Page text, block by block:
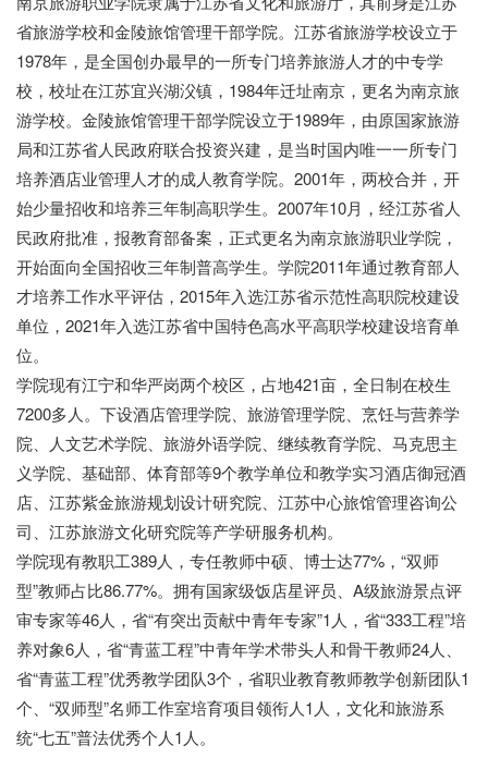
省旅游学校和金陵旅馆管理干部学院。江苏省旅游学校设立于
1978年，是全国创办最早的一所专门培养旅游人才的中专学
校，校址在江苏宜兴湖㳇镇，1984年迁址南京，更名为南京旅
游学校。金陵旅馆管理干部学院设立于1989年，由原国家旅游
局和江苏省人民政府联合投资兴建，是当时国内唯一一所专门
培养酒店业管理人才的成人教育学院。2001年，两校合并，开
始少量招收和培养三年制高职学生。2007年10月，经江苏省人
民政府批准，报教育部备案，正式更名为南京旅游职业学院，
开始面向全国招收三年制普高学生。学院2011年通过教育部人
才培养工作水平评估，2015年入选江苏省示范性高职院校建设
单位，2021年入选江苏省中国特色高水平高职学校建设培育单
位。
学院现有江宁和华严岗两个校区，占地421亩，全日制在校生
7200多人。下设酒店管理学院、旅游管理学院、烹饪与营养学
院、人文艺术学院、旅游外语学院、继续教育学院、马克思主
义学院、基础部、体育部等9个教学单位和教学实习酒店御冠酒
店、江苏紫金旅游规划设计研究院、江苏中心旅馆管理咨询公
司、江苏旅游文化研究院等产学研服务机构。
学院现有教职工389人，专任教师中硕、博士达77%，“双师
型”教师占比86.77%。拥有国家级饭店星评员、A级旅游景点评
审专家等46人，省“有突出贡献中青年专家”1人，省“333工程”培
养对象6人，省“青蓝工程”中青年学术带头人和骨干教师24人、
省“青蓝工程”优秀教学团队3个，省职业教育教师教学创新团队1
个、“双师型”名师工作室培育项目领衔人1人，文化和旅游系
统“七五”普法优秀个人1人。